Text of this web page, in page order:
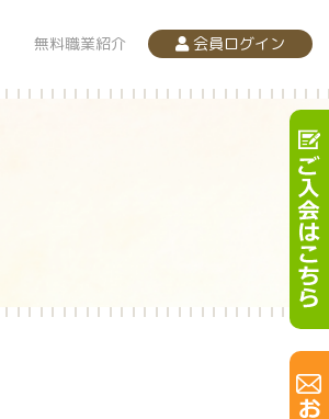
無料職業紹介 会員ログイン